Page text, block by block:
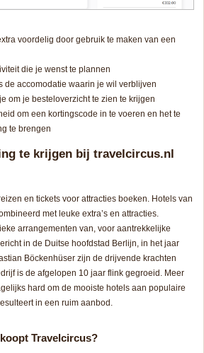
voordelig door gebruik te maken van een
die je wenst te plannen
de accomodatie waarin je wil verblijven
om je besteloverzicht te zien te krijgen
om een kortingscode in te voeren en het te
te brengen
te krijgen bij travelcircus.nl
en tickets voor attracties boeken. Hotels van
met leuke extra’s en attracties.
arrangementen van, voor aantrekkelijke
in de Duitse hoofdstad Berlijn, in het jaar
Böckenhüser zijn de drijvende krachten
is de afgelopen 10 jaar flink gegroeid. Meer
hard om de mooiste hotels aan populaire
in een ruim aanbod.
Travelcircus?